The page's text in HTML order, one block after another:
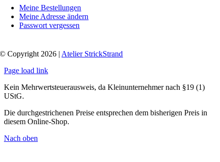
Meine Bestellungen
Meine Adresse ändern
Passwort vergessen
© Copyright 2026 | Atelier StrickStrand
Page load link
Kein Mehrwertsteuerausweis, da Kleinunternehmer nach §19 (1)
UStG.
Die durchgestrichenen Preise entsprechen dem bisherigen Preis in
diesem Online-Shop.
Nach oben